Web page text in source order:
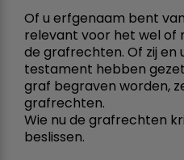
Of u erfgenaam bent
relevant voor het wel of
de grafrechten. Of zij en
testament hebben
graf begraven worden,
grafrechten.
Wie nu de grafrechten
beslissen.